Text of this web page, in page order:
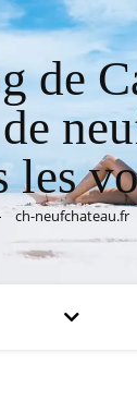
de
les
ch-neufchateau.fr